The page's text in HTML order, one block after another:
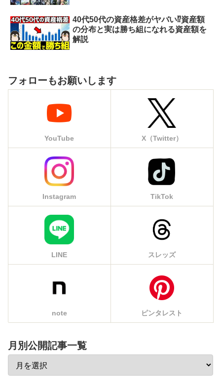
40代50代の資産格差がヤバい⁉︎資産額
の分布と実は勝ち組になれる資産額を
解説
フォローもお願いします
YouTube X（Twitter）
Instagram TikTok
LINE スレッズ
note ピンタレスト
月別公開記事一覧